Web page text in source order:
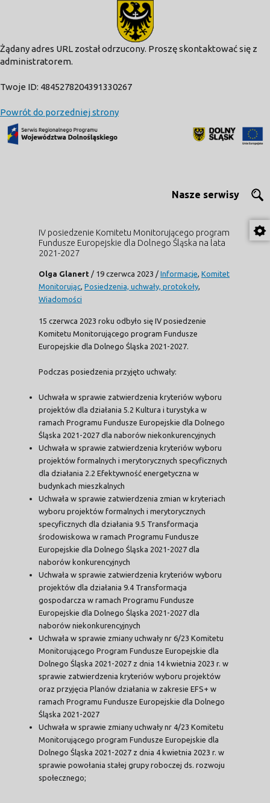
Żądany adres URL został odrzucony. Proszę skontaktować się z
administratorem.
Twoje ID: 4845278204391330267
Powrót do porzedniej strony
Nasze serwisy
IV posiedzenie Komitetu Monitorującego program
Fundusze Europejskie dla Dolnego Śląska na lata
2021-2027
Olga Glanert / 19 czerwca 2023 / Informacje Komitet
Monitorując Posiedzenia, uchwały, protokoły
Wiadomości
15 czerwca 2023 roku odbyło się IV posiedzenie
Komitetu Monitorującego program Fundusze
Europejskie dla Dolnego Śląska 2021-2027.
Podczas posiedzenia przyjęto uchwały:
Uchwała w sprawie zatwierdzenia kryteriów wyboru
projektów dla działania 5.2 Kultura i turystyka w
ramach Programu Fundusze Europejskie dla Dolnego
Śląska 2021-2027 dla naborów niekonkurencyjnych
Uchwała w sprawie zatwierdzenia kryteriów wyboru
projektów formalnych i merytorycznych specyficznych
dla działania 2.2 Efektywność energetyczna w
budynkach mieszkalnych
Uchwała w sprawie zatwierdzenia zmian w kryteriach
wyboru projektów formalnych i merytorycznych
specyficznych dla działania 9.5 Transformacja
środowiskowa w ramach Programu Fundusze
Europejskie dla Dolnego Śląska 2021-2027 dla
naborów konkurencyjnych
Uchwała w sprawie zatwierdzenia kryteriów wyboru
projektów dla działania 9.4 Transformacja
gospodarcza w ramach Programu Fundusze
Europejskie dla Dolnego Śląska 2021-2027 dla
naborów niekonkurencyjnych
Uchwała w sprawie zmiany uchwały nr 6/23 Komitetu
Monitorującego Program Fundusze Europejskie dla
Dolnego Śląska 2021-2027 z dnia 14 kwietnia 2023 r. w
sprawie zatwierdzenia kryteriów wyboru projektów
oraz przyjęcia Planów działania w zakresie EFS+ w
ramach Programu Fundusze Europejskie dla Dolnego
Śląska 2021-2027
Uchwała w sprawie zmiany uchwały nr 4/23 Komitetu
Monitorującego program Fundusze Europejskie dla
Dolnego Śląska 2021-2027 z dnia 4 kwietnia 2023 r. w
sprawie powołania stałej grupy roboczej ds. rozwoju
społecznego;
modal-check